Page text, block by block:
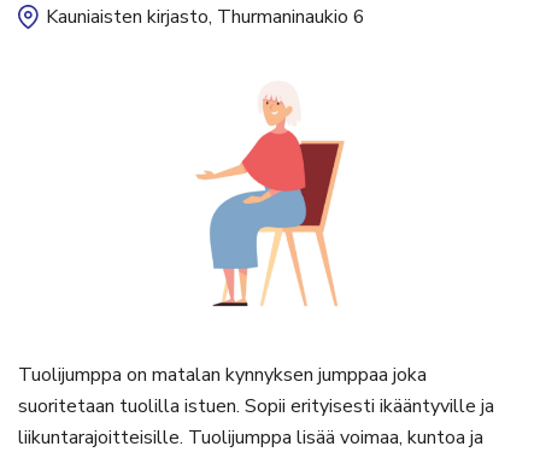
Kauniaisten kirjasto, Thurmaninaukio 6
Tuolijumppa on matalan kynnyksen jumppaa joka
suoritetaan tuolilla istuen. Sopii erityisesti ikääntyville ja
liikuntarajoitteisille. Tuolijumppa lisää voimaa, kuntoa ja